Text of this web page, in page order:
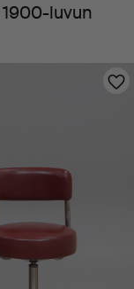
luvun